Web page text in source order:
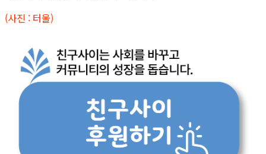
(사진 : 터울)